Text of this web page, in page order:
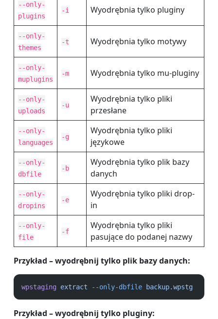
--only-
plugins
-i Wyodrębnia tylko pluginy
--only-
themes
-t Wyodrębnia tylko motywy
--only-
muplugins
-m Wyodrębnia tylko mu-pluginy
--only-
uploads
-u
Wyodrębnia tylko pliki
przesłane
--only-
languages
-g
Wyodrębnia tylko pliki
językowe
--only-
dbfile
-b
Wyodrębnia tylko plik bazy
danych
--only-
dropins
-e
Wyodrębnia tylko pliki drop-
in
--only-
file
-f
Wyodrębnia tylko pliki
pasujące do podanej nazwy
Przykład – wyodrębnij tylko plik bazy danych:
wpstaging extract --only-dbfile backup.wpstg
Przykład – wyodrębnij tylko pluginy: